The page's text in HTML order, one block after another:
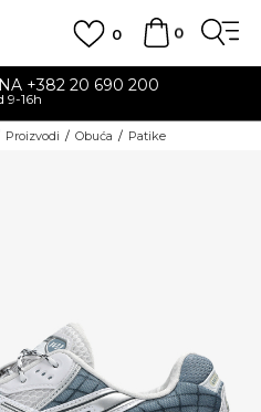
0
0
+382 20 690 200
9-16h
Proizvodi Obuća Patike